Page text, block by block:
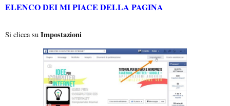
ELENCO DEI MI PIACE DELLA PAGINA
Si clicca su Impostazioni